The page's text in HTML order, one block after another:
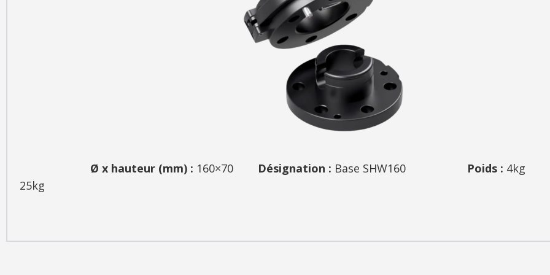
Ø x hauteur (mm) : 160×70 Désignation : Base SHW160 Poids : 4kg
25kg